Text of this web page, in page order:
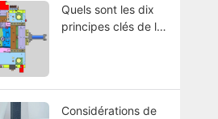
Quels sont les dix
principes clés de la
Considérations de